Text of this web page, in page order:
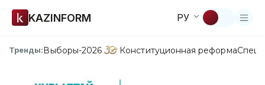
KAZINFORM РУ
Тренды:Выборы-2026 Конституционная реформа